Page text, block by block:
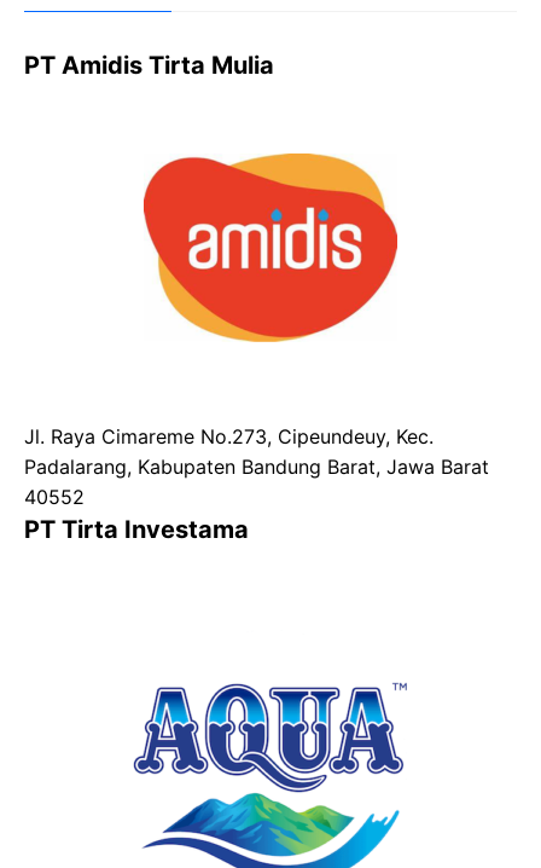
PT Amidis Tirta Mulia
Jl. Raya Cimareme No.273, Cipeundeuy, Kec.
Padalarang, Kabupaten Bandung Barat, Jawa Barat
40552
PT Tirta Investama